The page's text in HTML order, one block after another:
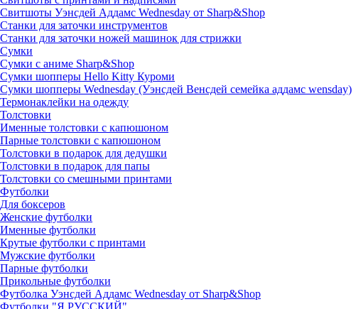
Свитшоты Уэнсдей Аддамс Wednesday от Sharp&Shop
Станки для заточки инструментов
Станки для заточки ножей машинок для стрижки
Сумки
Сумки с аниме Sharp&Shop
Сумки шопперы Hello Kitty Куроми
Сумки шопперы Wednesday (Уэнсдей Венсдей семейка аддамс wensday)
Термонаклейки на одежду
Толстовки
Именные толстовки с капюшоном
Парные толстовки с капюшоном
Толстовки в подарок для дедушки
Толстовки в подарок для папы
Толстовки со смешными принтами
Футболки
Для боксеров
Женские футболки
Именные футболки
Крутые футболки с принтами
Мужские футболки
Парные футболки
Прикольные футболки
Футболка Уэнсдей Аддамс Wednesday от Sharp&Shop
Футболки "Я РУССКИЙ"